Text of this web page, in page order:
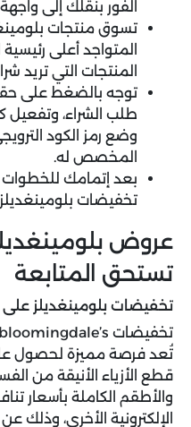
الفور بنقلك إلى
تسوق منتجات
المتواجد أعلى
المنتجات التي تريد
توجه بالضغط على
طلب الشراء، وتفعيل
المخصص له.
بعد إتمامك
تخفيضات
عروض
تستحق المتابعة
تخفيضات بلومينغديلز على
تُعد فرصة مميزة لحصول
قطع الأزياء الأنيقة من
والأطقم الكاملة بأسعار
الإلكترونية الأخرى،